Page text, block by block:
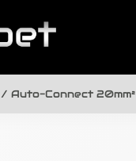
/ Auto-Connect